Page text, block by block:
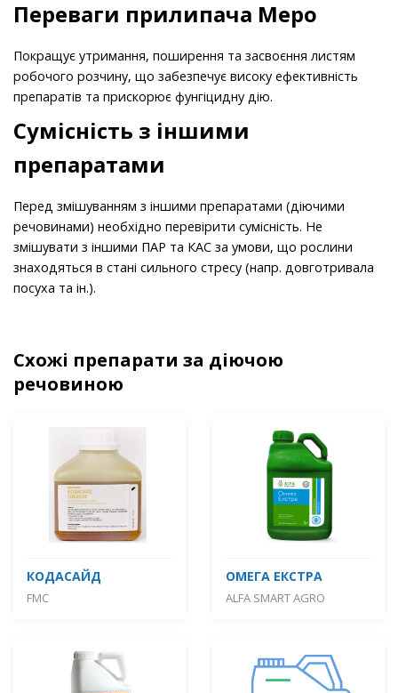
Переваги прилипача Меро
Покращує утримання, поширення та засвоєння листям
робочого розчину, що забезпечує високу ефективність
препаратів та прискорює фунгіцидну дію.
Сумісність з іншими
препаратами
Перед змішуванням з іншими препаратами (діючими
речовинами) необхідно перевірити сумісність. Не
змішувати з іншими ПАР та КАС за умови, що рослини
знаходяться в стані сильного стресу (напр. довготривала
посуха та ін.).
Схожі препарати за діючою
речовиною
КОДАСАЙД
FMC
ОМЕГА ЕКСТРА
ALFA SMART AGRO